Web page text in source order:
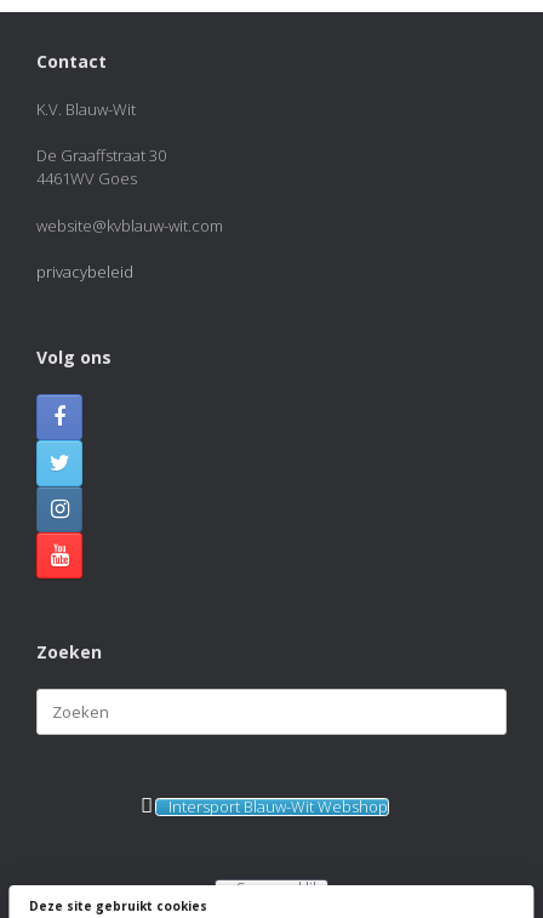
Photos from KVBlauw-wit's post
View on Facebook
2 months ago
KAMPIOENEN! 🏆🏆🏆
Contact
K.V. Blauw-Wit
De Graaffstraat 30
4461WV Goes
website@kvblauw-wit.com
privacybeleid
Volg ons
Zoeken
Zoeken
naar:
Intersport Blauw-Wit Webshop
Sponsorkliks
Deze site gebruikt cookies